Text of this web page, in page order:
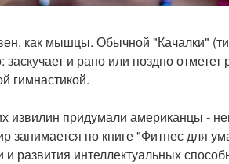
как мышцы. Обычной "Качалки"
и рано или поздно
гимнастикой.
извилин придумали американцы -
занимается по книге "Фитнес для
развития интеллектуальных